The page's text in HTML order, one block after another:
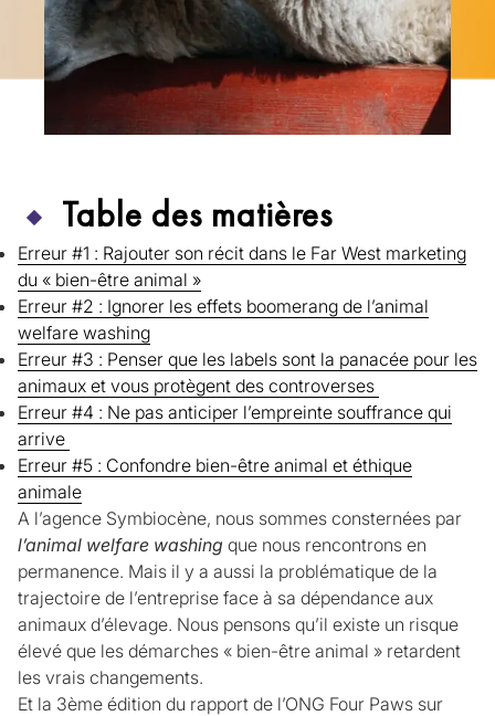
Table des matières
Erreur #1 : Rajouter son récit dans le Far West marketing
du « bien-être animal »
Erreur #2 : Ignorer les effets boomerang de l’animal
welfare washing
Erreur #3 : Penser que les labels sont la panacée pour les
animaux et vous protègent des controverses
Erreur #4 : Ne pas anticiper l’empreinte souffrance qui
arrive
Erreur #5 : Confondre bien-être animal et éthique
animale
A l’agence Symbiocène, nous sommes consternées par
l’animal welfare washing que nous rencontrons en
permanence. Mais il y a aussi la problématique de la
trajectoire de l’entreprise face à sa dépendance aux
animaux d’élevage. Nous pensons qu’il existe un risque
élevé que les démarches « bien-être animal » retardent
les vrais changements.
Et la 3ème édition du rapport de l’ONG Four Paws sur